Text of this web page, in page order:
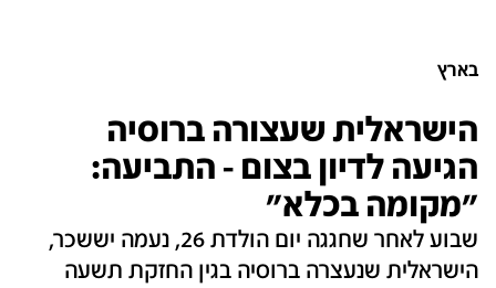
בארץ
הישראלית שעצורה ברוסיה
הגיעה לדיון בצום - התביעה:
"מקומה בכלא"
שבוע לאחר שחגגה יום הולדת 26, נעמה יששכר,
הישראלית שנעצרה ברוסיה בגין החזקת תשעה